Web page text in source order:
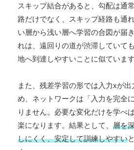
スキップ結合があると、勾配は通
路だけでなく、スキップ経路も通
い層から浅い層へ学習の合図が届
れは、遠回りの道が渋滞していて
地へ到達しやすいことに似ています
また、残差学習の形では入力xが
め、ネットワークは「入力を完全
りません。必要な変化だけを学べ
楽になります。結果として、 層を
しにくく、安定して訓練しやすい